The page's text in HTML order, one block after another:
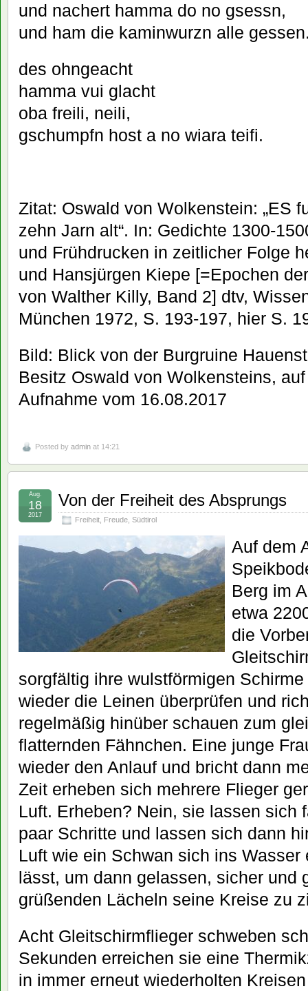
und nachert hamma do no gsessn,
und ham die kaminwurzn alle
des ohngeacht
hamma vui glacht
oba freili, neili,
gschumpfn host a no wiara teifi.
Zitat: Oswald von Wolkenstein: „ES
zehn Jarn alt“. In: Gedichte 1300-
und Frühdrucken in zeitlicher Folge
und Hansjürgen Kiepe [=Epochen
von Walther Killy, Band 2] dtv,
München 1972, S. 193-197, hier S.
Bild: Blick von der Burgruine
Besitz Oswald von Wolkensteins,
Aufnahme vom 16.08.2017
Posted by admin at 14:21
Von der Freiheit des Absprungs
Freiheit Freude Südtirol
Aug.
18
2017
Auf dem
Berg im
etwa
die
sorgfältig ihre wulstförmigen
wieder die Leinen überprüfen und
regelmäßig hinüber schauen zum
flatternden Fähnchen. Eine junge
wieder den Anlauf und bricht dann
Zeit erheben sich mehrere Flieger
Luft. Erheben? Nein, sie lassen sich
paar Schritte und lassen sich dann
Luft wie ein Schwan sich ins Wasser
lässt, um dann gelassen, sicher und
grüßenden Lächeln seine Kreise zu
Acht Gleitschirmflieger schweben
Sekunden erreichen sie eine
in immer erneut wiederholten